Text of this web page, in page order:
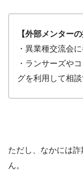
【外部メンター
・異業種交流会
・ランサーズや
グを利用して相談
ただし、なかには
ん。